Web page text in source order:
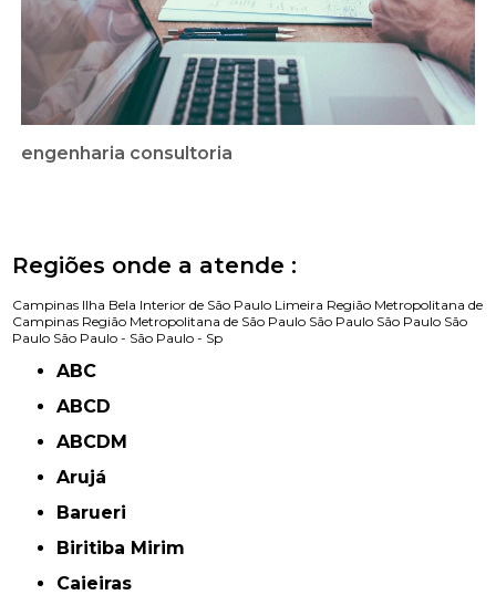
engenharia consultoria
Regiões onde a atende :
Campinas Ilha Bela Interior de São Paulo Limeira Região Metropolitana de
Campinas Região Metropolitana de São Paulo São Paulo São Paulo São
Paulo São Paulo - São Paulo - Sp
ABC
ABCD
ABCDM
Arujá
Barueri
Biritiba Mirim
Caieiras